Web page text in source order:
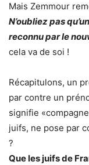
Mais Zemmour
N’oubliez pas
reconnu par le
cela va de soi !
Récapitulons, un
par contre un
signifie
juifs, ne pose par
?
Que les juifs de